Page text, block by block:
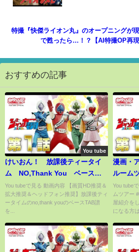
特撮『快傑ライオン丸』のオープニングが
で甦ったら…！？【AI特撮OP再
おすすめの記事
You tube
けいおん！ 放課後ティータイ
ム NO,Thank You ベース
TAB譜
You tubeで見る 動画内容 【画質HD推奨＆
拡大推奨＆ヘッドフォン推奨】放課後ティ
ータイムのno,thank youのベースTAB譜
を...
漫画・
ルーム
【
You tube
ムツアー
屋紹介を
になる方は